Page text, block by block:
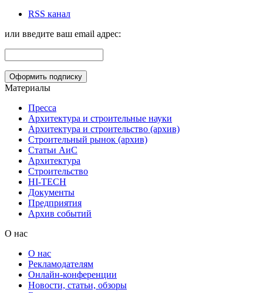
RSS канал
или введите ваш email адрес:
Материалы
Пресса
Архитектура и строительные науки
Архитектура и строительство (архив)
Строительный рынок (архив)
Статьи АиС
Архитектура
Строительство
HI-TECH
Документы
Предприятия
Архив событий
О нас
О нас
Рекламодателям
Онлайн-конференции
Новости, статьи, обзоры